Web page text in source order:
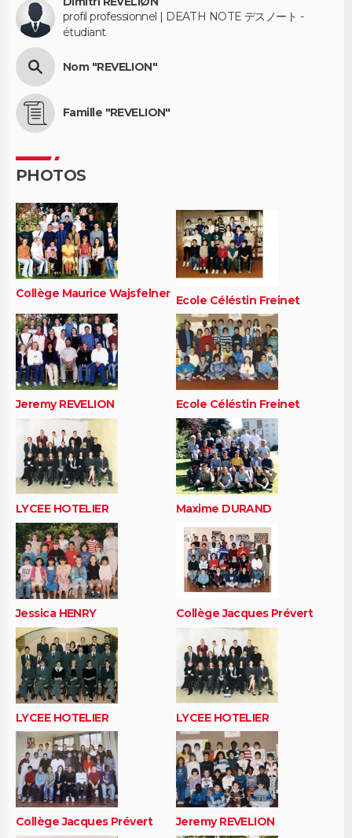
profil professionnel | DEATH NOTE デスノート -
étudiant
Nom "REVELION"
Famille "REVELION"
PHOTOS
Collège Maurice Wajsfelner Ecole Céléstin Freinet
Jeremy REVELION Ecole Céléstin Freinet
LYCEE HOTELIER Maxime DURAND
Jessica HENRY Collège Jacques Prévert
LYCEE HOTELIER LYCEE HOTELIER
Collège Jacques Prévert Jeremy REVELION